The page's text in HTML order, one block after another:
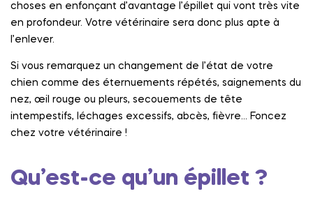
choses en enfonçant d’avantage l’épillet qui vont très vite
en profondeur. Votre vétérinaire sera donc plus apte à
l’enlever.
Si vous remarquez un changement de l’état de votre
chien comme des éternuements répétés, saignements du
nez, œil rouge ou pleurs, secouements de tête
intempestifs, léchages excessifs, abcès, fièvre… Foncez
chez votre vétérinaire !
Qu’est-ce qu’un épillet ?